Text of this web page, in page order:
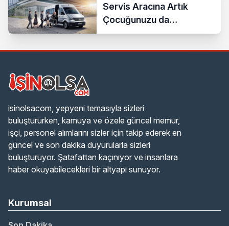
Servis Aracına Artık
Çocuğunuzu da
Bindirebilirsiniz
isinolsacom, yepyeni temasıyla sizleri
buluştururken, kamuya ve özele güncel memur,
işçi, personel alımlarını sizler için takip ederek en
güncel ve son dakika duyurularla sizleri
buluşturuyor. Şatafattan kaçınıyor ve insanlara
haber okuyabilecekleri bir altyapı sunuyor.
Kurumsal